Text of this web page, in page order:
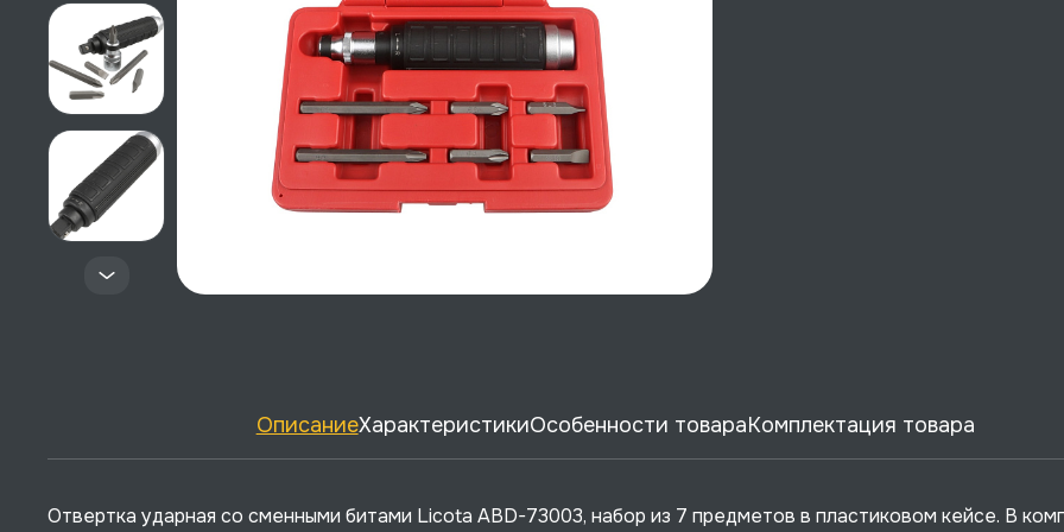
ОписаниеХарактеристикиОсобенности товараКомплектация товара
Отвертка ударная со сменными битами Licota ABD-73003, набор из 7 предметов в пластиковом кейсе. В